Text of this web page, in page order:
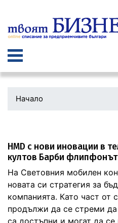
Начало
HMD с нови иновации в
култов Барби флипфонът
На Световния мобилен
новата си стратегия за
компанията. Като част от
продължи да се стреми
са достъпни и могат да